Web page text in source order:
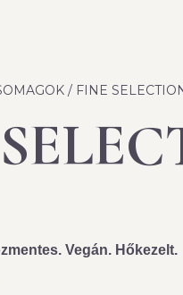
/ FINE
Vegán. Hőkezelt.